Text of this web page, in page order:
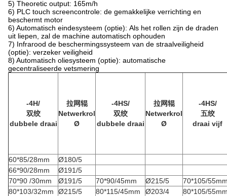
5) Theoretic output: 165m/h
6) PLC touch screencontrole: de gemakkelijke verrichting en
beschermt motor
6) Automatisch eindesysteem (optie): Als het rollen zijn de draden
uit liepen, zal de machine automatisch ophouden
7) Infrarood de beschermingssysteem van de straalveiligheid
(optie): verzeker veiligheid
8) Automatisch oliesysteem (optie): automatische
gecentraliseerde vetsmering
-4H/
双绞
dubbele draai
拉网辊
Netwerkrol
Ø
-4HS/
双绞
dubbele draai
拉网辊
Netwerkrol
Ø
-4HS/
五绞
draai vijf
60*85/28mm
Ø180/5
66*90/28mm
Ø191/5
70*90 /30mm
Ø191/5 70*90/45mm Ø215/5
70*105/
80*103/32mm
Ø215/5 80*115/45mm Ø203/4
80*105/